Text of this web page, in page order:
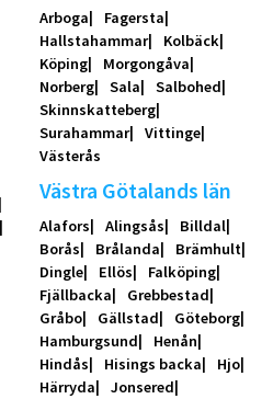
Arboga
Fagersta
Hallstahammar
Kolbäck
Köping
Morgongåva
Norberg
Sala
Salbohed
Skinnskatteberg
Surahammar
Vittinge
Västerås
Västra Götalands län
Alafors Alingsås
Billdal
Borås
Brålanda
Brämhult
Dingle
Ellös
Falköping
Fjällbacka
Grebbestad
Gråbo
Gällstad
Göteborg
Hamburgsund
Henån
Hindås
Hisings backa
Hjo
Härryda
Jonsered